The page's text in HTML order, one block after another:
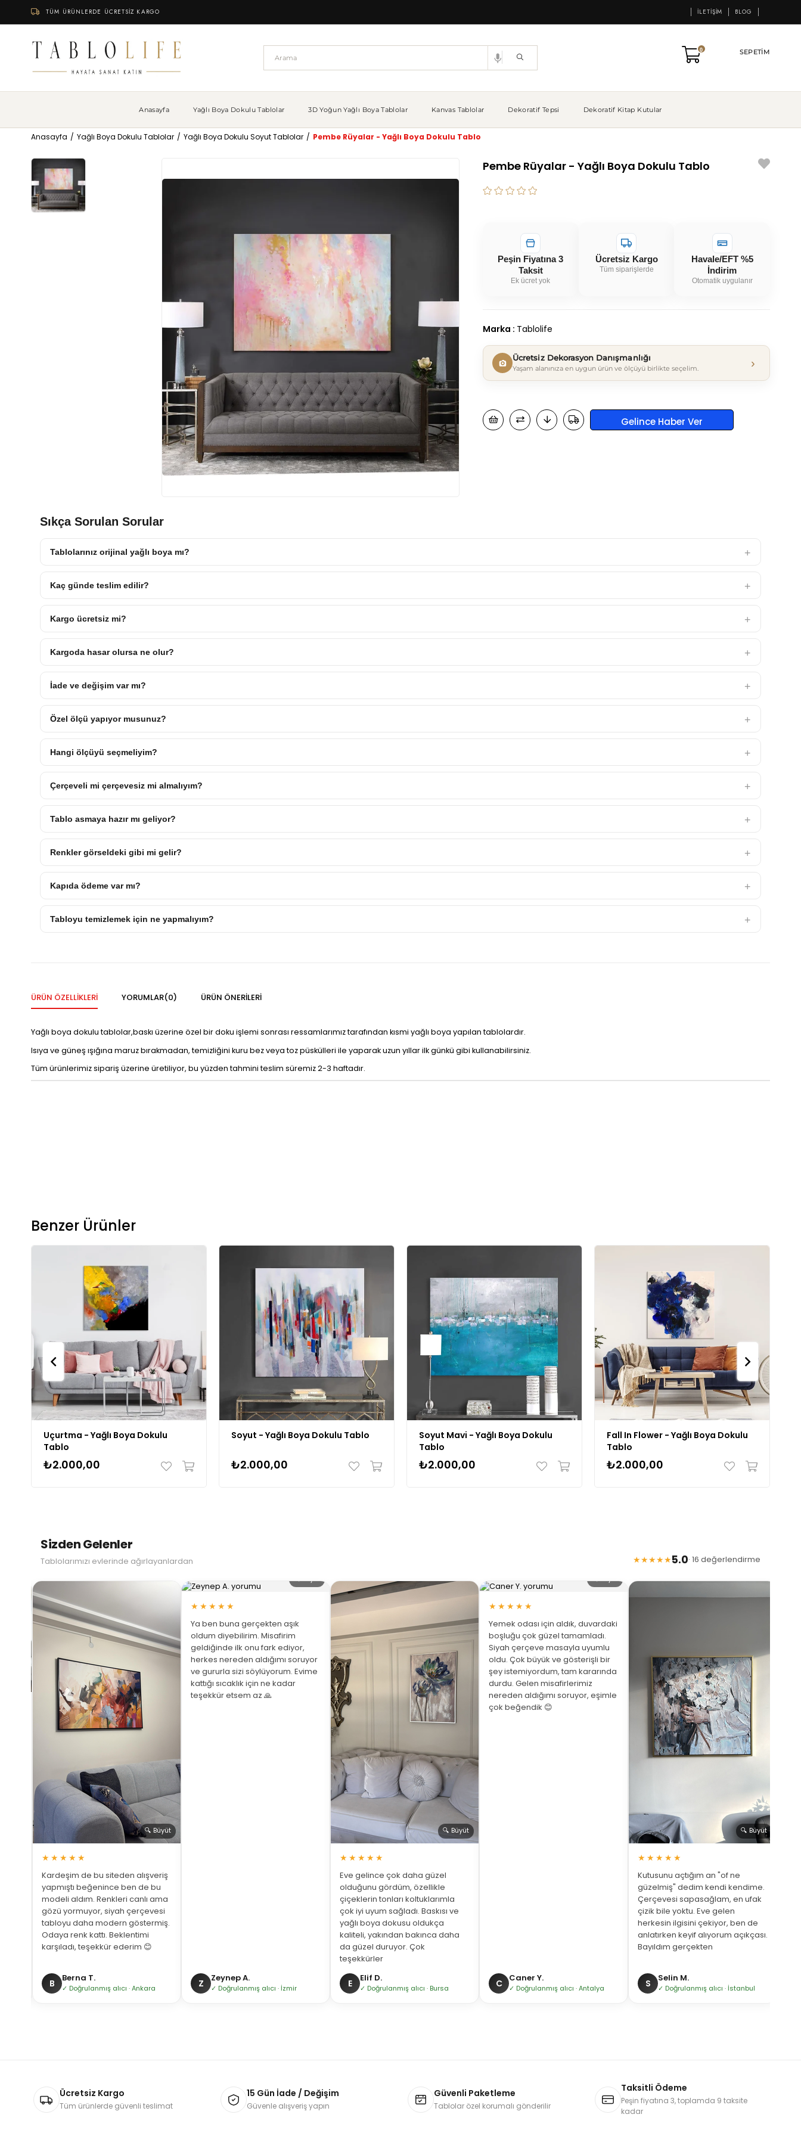
TÜM ÜRÜNLERDE ÜCRETSİZ KARGO İLETIŞIM BLOG
SEPETIM
0
Anasayfa Yağlı Boya Dokulu Tablolar 3D Yoğun Yağlı Boya Tablolar Kanvas Tablolar Dekoratif Tepsi Dekoratif Kitap Kutular
Anasayfa Yağlı Boya Dokulu Tablolar Yağlı Boya Dokulu Soyut Tablolar Pembe Rüyalar - Yağlı Boya Dokulu Tablo
Pembe Rüyalar - Yağlı Boya Dokulu Tablo
Peşin Fiyatına 3
Taksit
Ek ücret yok
Ücretsiz Kargo
Tüm siparişlerde
Havale/EFT %5
İndirim
Otomatik uygulanır
Marka : Tablolife
Ücretsiz Dekorasyon Danışmanlığı
Yaşam alanınıza en uygun ürün ve ölçüyü birlikte seçelim. ›
Gelince Haber Ver
Sıkça Sorulan Sorular
Tablolarınız orijinal yağlı boya mı?
Kaç günde teslim edilir?
Kargo ücretsiz mi?
Kargoda hasar olursa ne olur?
İade ve değişim var mı?
Özel ölçü yapıyor musunuz?
Hangi ölçüyü seçmeliyim?
Çerçeveli mi çerçevesiz mi almalıyım?
Tablo asmaya hazır mı geliyor?
Renkler görseldeki gibi mi gelir?
Kapıda ödeme var mı?
Tabloyu temizlemek için ne yapmalıyım?
ÜRÜN ÖZELLIKLERI YORUMLAR(0) ÜRÜN ÖNERILERI
Yağlı boya dokulu tablolar,baskı üzerine özel bir doku işlemi sonrası ressamlarımız tarafından kısmi yağlı boya yapılan tablolardır.
Isıya ve güneş ışığına maruz bırakmadan, temizliğini kuru bez veya toz püskülleri ile yaparak uzun yıllar ilk günkü gibi kullanabilirsiniz.
Tüm ürünlerimiz sipariş üzerine üretiliyor, bu yüzden tahmini teslim süremiz 2-3 haftadır.
Benzer Ürünler
Uçurtma - Yağlı Boya Dokulu
Tablo
₺2.000,00
Soyut - Yağlı Boya Dokulu Tablo
₺2.000,00
Soyut Mavi - Yağlı Boya Dokulu
Tablo
₺2.000,00
Fall In Flower - Yağlı Boya Dokulu
Tablo
₺2.000,00
Sizden Gelenler
Tablolarımızı evlerinde ağırlayanlardan ★★★★★5.0· 16 değerlendirme
🔍 Büyüt
★★★★★
Kardeşim de bu siteden alışveriş
yapmıştı beğenince ben de bu
modeli aldım. Renkleri canlı ama
gözü yormuyor, siyah çerçevesi
tabloyu daha modern göstermiş.
Odaya renk kattı. Beklentimi
karşıladı, teşekkür ederim 😊
B Berna T.
✓ Doğrulanmış alıcı · Ankara
🔍 Büyüt
★★★★★
Ya ben buna gerçekten aşık
oldum diyebilirim. Misafirim
geldiğinde ilk onu fark ediyor,
herkes nereden aldığımı soruyor
ve gururla sizi söylüyorum. Evime
kattığı sıcaklık için ne kadar
teşekkür etsem az 🙏
Z Zeynep A.
✓ Doğrulanmış alıcı · İzmir
🔍 Büyüt
★★★★★
Eve gelince çok daha güzel
olduğunu gördüm, özellikle
çiçeklerin tonları koltuklarımla
çok iyi uyum sağladı. Baskısı ve
yağlı boya dokusu oldukça
kaliteli, yakından bakınca daha
da güzel duruyor. Çok
teşekkürler
E Elif D.
✓ Doğrulanmış alıcı · Bursa
🔍 Büyüt
★★★★★
Yemek odası için aldık, duvardaki
boşluğu çok güzel tamamladı.
Siyah çerçeve masayla uyumlu
oldu. Çok büyük ve gösterişli bir
şey istemiyordum, tam kararında
durdu. Gelen misafirlerimiz
nereden aldığımı soruyor, eşimle
çok beğendik 😊
C Caner Y.
✓ Doğrulanmış alıcı · Antalya
🔍 Büyüt
★★★★★
Kutusunu açtığım an "of ne
güzelmiş" dedim kendi kendime.
Çerçevesi sapasağlam, en ufak
çizik bile yoktu. Eve gelen
herkesin ilgisini çekiyor, ben de
anlatırken keyif alıyorum açıkçası.
Bayıldım gerçekten
S Selin M.
✓ Doğrulanmış alıcı · İstanbul
Ücretsiz Kargo
Tüm ürünlerde güvenli teslimat
15 Gün İade / Değişim
Güvenle alışveriş yapın
Güvenli Paketleme
Tablolar özel korumalı gönderilir
Taksitli Ödeme
Peşin fiyatına 3, toplamda 9 taksite
kadar